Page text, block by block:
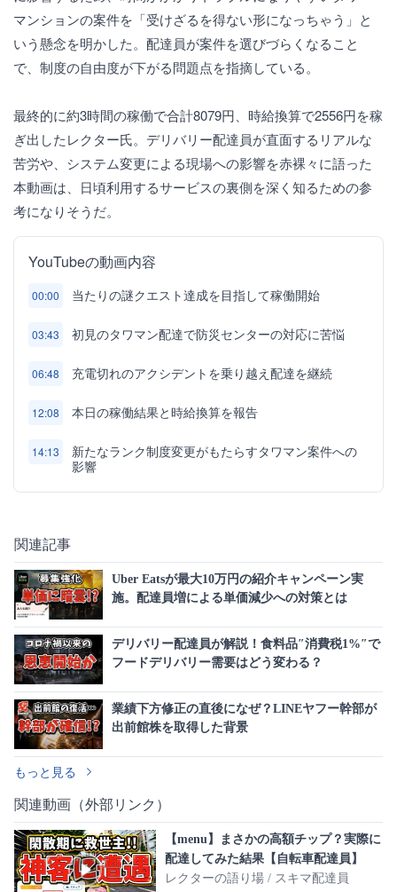
マンションの案件を「受けざるを得ない形になっちゃう」と
いう懸念を明かした。配達員が案件を選びづらくなること
で、制度の自由度が下がる問題点を指摘している。
最終的に約3時間の稼働で合計8079円、時給換算で2556円を稼
ぎ出したレクター氏。デリバリー配達員が直面するリアルな
苦労や、システム変更による現場への影響を赤裸々に語った
本動画は、日頃利用するサービスの裏側を深く知るための参
考になりそうだ。
YouTubeの動画内容
00:00 当たりの謎クエスト達成を目指して稼働開始
03:43 初見のタワマン配達で防災センターの対応に苦悩
06:48 充電切れのアクシデントを乗り越え配達を継続
12:08 本日の稼働結果と時給換算を報告
14:13
新たなランク制度変更がもたらすタワマン案件への
影響
関連記事
Uber Eatsが最大10万円の紹介キャンペーン実
施。配達員増による単価減少への対策とは
デリバリー配達員が解説！食料品″消費税1%″で
フードデリバリー需要はどう変わる？
業績下方修正の直後になぜ？LINEヤフー幹部が
出前館株を取得した背景
もっと見る
関連動画（外部リンク）
【menu】まさかの高額チップ？実際に
配達してみた結果【自転車配達員】
レクターの語り場 / スキマ配達員